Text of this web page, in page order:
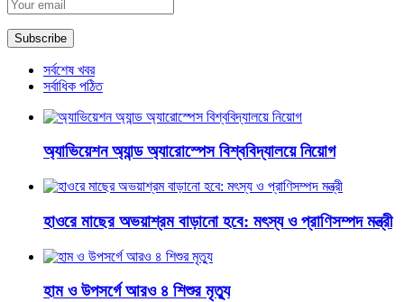
সর্বশেষ খবর
সর্বাধিক পঠিত
অ্যাভিয়েশন অ্যান্ড অ্যারোস্পেস বিশ্ববিদ্যালয়ে নিয়োগ
হাওরে মাছের অভয়াশ্রম বাড়ানো হবে: মৎস্য ও প্রাণিসম্পদ মন্ত্রী
হাম ও উপসর্গে আরও ৪ শিশুর মৃত্যু